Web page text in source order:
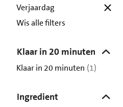
Verjaardag
Wis alle filters
Klaar in 20 minuten
Klaar in 20 minuten (1)
Ingredient